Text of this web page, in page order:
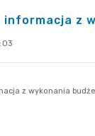
informacja z